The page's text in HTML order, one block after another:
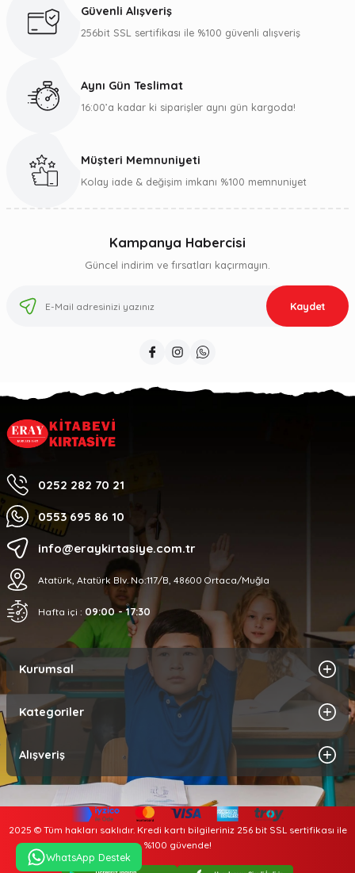
Güvenli Alışveriş
256bit SSL sertifikası ile %100 güvenli alışveriş
Aynı Gün Teslimat
16:00’a kadar ki siparişler aynı gün kargoda!
Müşteri Memnuniyeti
Kolay iade & değişim imkanı %100 memnuniyet
Kampanya Habercisi
Güncel indirim ve fırsatları kaçırmayın.
Kaydet
0252 282 70 21
0553 695 86 10
info@eraykirtasiye.com.tr
Atatürk, Atatürk Blv. No:117/B, 48600 Ortaca/Muğla
Hafta içi : 09:00 - 17:30
Kurumsal
Kategoriler
Alışveriş
2025 © Tüm hakları saklıdır. Kredi kartı bilgileriniz 256 bit SSL sertifikası ile
%100 güvende!
WhatsApp Destek